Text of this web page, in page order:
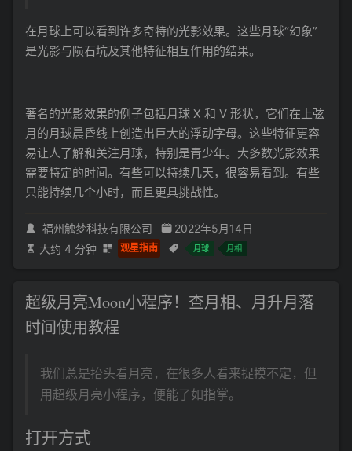
在月球上可以看到许多奇特的光影效果。这些月球“幻象”
是光影与陨石坑及其他特征相互作用的结果。
著名的光影效果的例子包括月球 X 和 V 形状，它们在上弦
月的月球晨昏线上创造出巨大的浮动字母。这些特征更容
易让人了解和关注月球，特别是青少年。大多数光影效果
需要特定的时间。有些可以持续几天，很容易看到。有些
只能持续几个小时，而且更具挑战性。
福州触梦科技有限公司
2022年5月14日
大约 4 分钟
观星指南 月球 月相
超级月亮Moon小程序！查月相、月升月落
时间使用教程
我们总是抬头看月亮，在很多人看来捉摸不定，但
用超级月亮小程序，便能了如指掌。
打开方式